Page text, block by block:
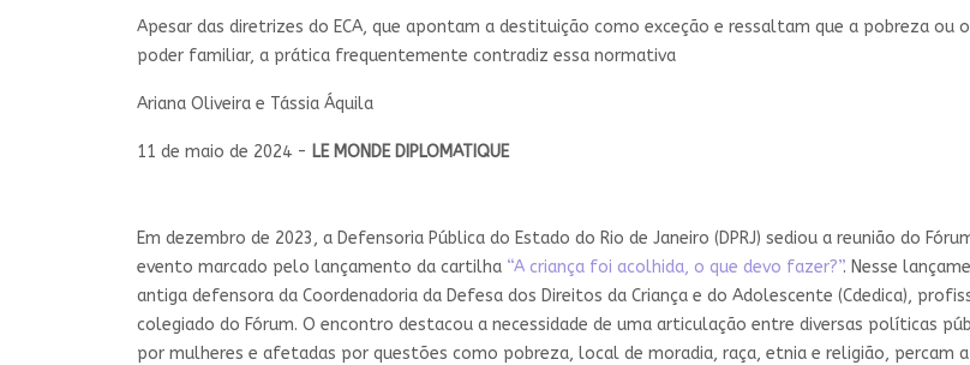
Apesar das diretrizes do ECA, que apontam a destituição como exceção e ressaltam que a pobreza
poder familiar, a prática frequentemente contradiz essa normativa
Ariana Oliveira e Tássia Áquila
11 de maio de 2024 - LE MONDE DIPLOMATIQUE
Em dezembro de 2023, a Defensoria Pública do Estado do Rio de Janeiro (DPRJ) sediou a reunião do
evento marcado pelo lançamento da cartilha “A criança foi acolhida, o que devo fazer?”. Nesse
antiga defensora da Coordenadoria da Defesa dos Direitos da Criança e do Adolescente (Cdedica),
colegiado do Fórum. O encontro destacou a necessidade de uma articulação entre diversas políticas
por mulheres e afetadas por questões como pobreza, local de moradia, raça, etnia e religião, percam